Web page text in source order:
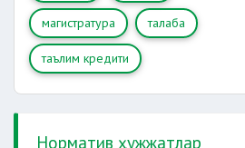
юридик шахсларнинг
қимматли қоғозлар
ҳақидаги суғурта полиси)
магистратура талаба
таълим кредити
Норматив ҳужжатлар